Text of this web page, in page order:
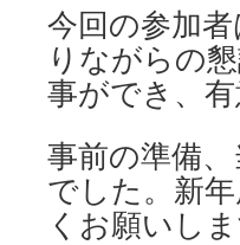
今回の参加
りながらの
事ができ、
事前の準備
でした。新
くお願いしま